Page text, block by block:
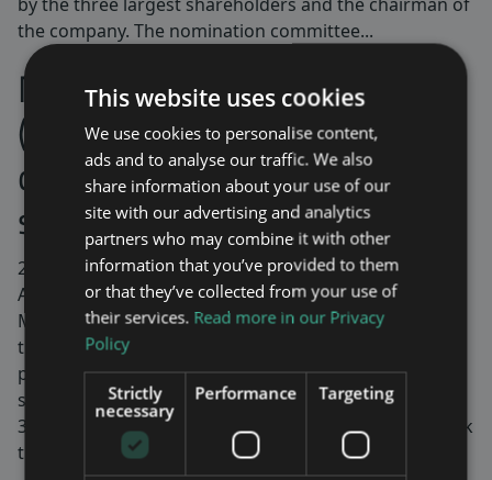
the company. The nomination committee...
Maven Wireless Sweden AB
(publ) publicerar
delårsrapport för juli-
september 2025
2025-10-17
Av
Maven Wireless publicerar idag delårsrapport för
tredje kvartalet 2025. Rapporten finns även tillgänglig
på www.mavenwireless.com Utmanande kvartal med
stark bruttomarginal om 46% Tredje kvartalet 1 juli –
30 september 2025 (TSEK) Nettoomsättningen uppgick
till 31 391 (35 880) EBITDA uppgick till -2 904 (-2 839)...
This website uses cookies
We use cookies to personalise content,
ads and to analyse our traffic. We also
share information about your use of our
site with our advertising and analytics
partners who may combine it with other
information that you’ve provided to them
or that they’ve collected from your use of
their services. Read more in our Privacy
Policy
Strictly
necessary
Performance Targeting